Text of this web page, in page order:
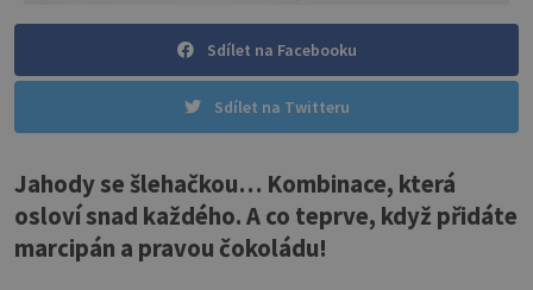
Sdílet na Facebooku
Sdílet na Twitteru
Jahody se šlehačkou… Kombinace, která
osloví snad každého. A co teprve, když přidáte
marcipán a pravou čokoládu!